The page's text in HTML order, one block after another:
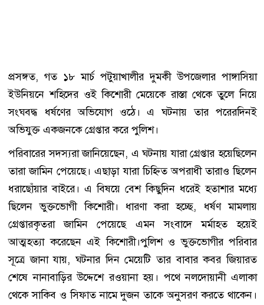
প্রসঙ্গত, গত ১৮ মার্চ পটুয়াখালীর দুমকী উপজেলার পাঙ্গাসিয়া
ইউনিয়নে শহিদের ওই কিশোরী মেয়েকে রাস্তা থেকে তুলে নিয়ে
সংঘবদ্ধ ধর্ষণের অভিযোগ ওঠে। এ ঘটনায় তার পরেরদিনই
অভিযুক্ত একজনকে গ্রেপ্তার করে পুলিশ।
পরিবারের সদস্যরা জানিয়েছেন, এ ঘটনায় যারা গ্রেপ্তার হয়েছিলেন
তারা জামিন পেয়েছে। এছাড়া যারা চিহ্নিত অপরাধী তারাও ছিলেন
ধরাছোঁয়ার বাইরে। এ বিষয়ে বেশ কিছুদিন ধরেই হতাশার মধ্যে
ছিলেন ভুক্তভোগী কিশোরী। ধারণা করা হচ্ছে, ধর্ষণ মামলায়
গ্রেপ্তারকৃতরা জামিন পেয়েছে এমন সংবাদে মর্মাহত হয়েই
আত্মহত্যা করেছেন এই কিশোরী।পুলিশ ও ভুক্তভোগীর পরিবার
সূত্রে জানা যায়, ঘটনার দিন মেয়েটি তার বাবার কবর জিয়ারত
শেষে নানাবাড়ির উদ্দেশে রওয়ানা হয়। পথে নলদোয়ানী এলাকা
থেকে সাকিব ও সিফাত নামে দুজন তাকে অনুসরণ করতে থাকেন।